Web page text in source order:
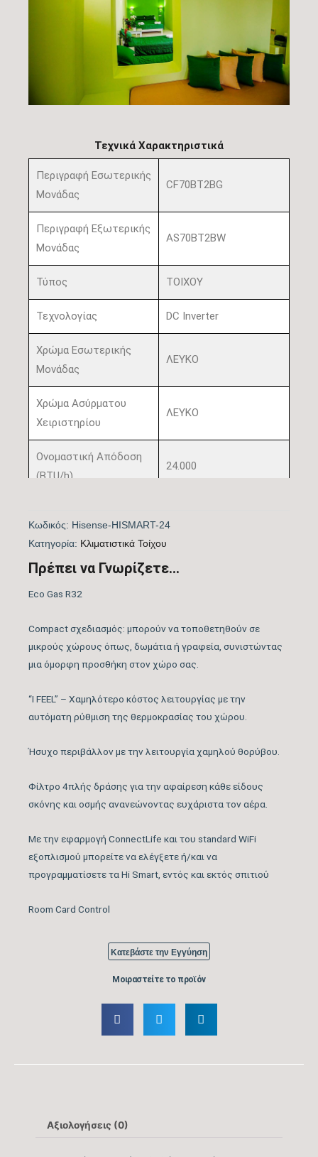
Κωδικός: Hisense-HISMART-24
Kατηγορία: Kλιματιστικά Τοίχου
Πρέπει να Γνωρίζετε...
Eco Gas R32
Compact σχεδιασμός: μπορούν να τοποθετηθούν σε
μικρούς χώρους όπως, δωμάτια ή γραφεία, συνιστώντας
μια όμορφη προσθήκη στον χώρο σας.
“Ι FEEL” – Χαμηλότερο κόστος λειτουργίας με την
αυτόματη ρύθμιση της θερμοκρασίας του χώρου.
Ήσυχο περιβάλλον με την λειτουργία χαμηλού θορύβου.
Φίλτρο 4πλής δράσης για την αφαίρεση κάθε είδους
σκόνης και οσμής ανανεώνοντας ευχάριστα τον αέρα.
Με την εφαρμογή ConnectLife και του standard WiFi
εξοπλισμού μπορείτε να ελέγξετε ή/και να
προγραμματίσετε τα Hi Smart, εντός και εκτός σπιτιού
Room Card Control
Μοιραστείτε το προϊόν
Κατεβάστε την Εγγύηση
Τεχνικά Χαρακτηριστικά
Περιγραφή Εσωτερικής
Μονάδας
CF70BT2BG
Περιγραφή Εξωτερικής
Μονάδας
AS70BT2BW
Τύπος ΤΟΙΧΟΥ
Τεχνολογίας DC Inverter
Χρώμα Εσωτερικής
Μονάδας
ΛΕΥΚΟ
Χρώμα Ασύρματου
Χειριστηρίου
ΛΕΥΚΟ
Ονομαστική Απόδοση
(BTU/h)
24.000
EUROVENT
OXI
Λειτουργία Ψύξη &
ΝΑΙ
Αφύγρανσης
ΝΑΙ
Συνδεσιμότητα WiFi WIFI ACTIVE
Φίλτρα Καθαρισμού
Αέρα Εσωτερικής
Φίλτρο 4πλής δράσης
Μέγιστος Όγκος
Κάλυψη Χώρου έως …
(m2)
55
Κυβικά Μέτρα Κάλυψης
21.496
5.459 – 24.566
Αξιολογήσεις (0)